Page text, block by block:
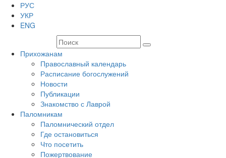
РУС
УКР
ENG
Прихожанам
Православный календарь
Расписание богослужений
Новости
Публикации
Знакомство с Лаврой
Паломникам
Паломнический отдел
Где остановиться
Что посетить
Пожертвование